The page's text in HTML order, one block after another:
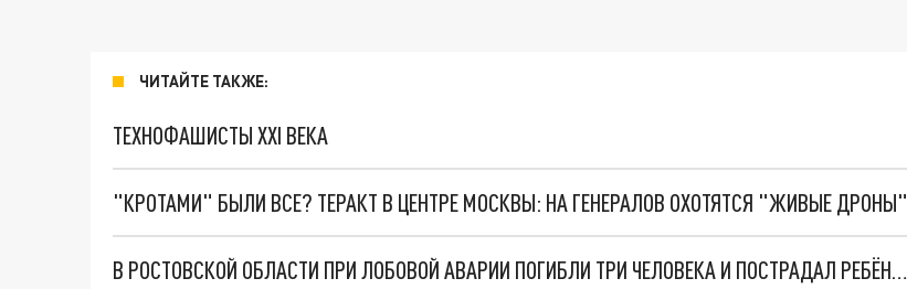
ЧИТАЙТЕ ТАКЖЕ:
ТЕХНОФАШИСТЫ XXI ВЕКА
"КРОТАМИ" БЫЛИ ВСЕ? ТЕРАКТ В ЦЕНТРЕ МОСКВЫ: НА ГЕНЕРАЛОВ ОХОТЯТСЯ "ЖИВЫЕ ДРОНЫ"
В РОСТОВСКОЙ ОБЛАСТИ ПРИ ЛОБОВОЙ АВАРИИ ПОГИБЛИ ТРИ ЧЕЛОВЕКА И ПОСТРАДАЛ РЕБЁНОК